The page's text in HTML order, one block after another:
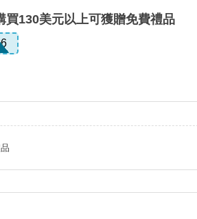
買130美元以上可獲贈免費禮品